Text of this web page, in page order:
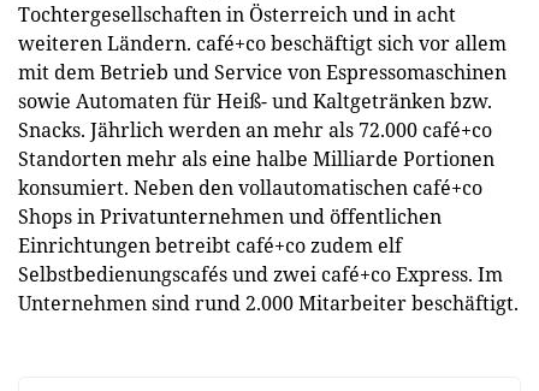
Tochtergesellschaften in Österreich und in acht
weiteren Ländern. café+co beschäftigt sich vor allem
mit dem Betrieb und Service von Espressomaschinen
sowie Automaten für Heiß- und Kaltgetränken bzw.
Snacks. Jährlich werden an mehr als 72.000 café+co
Standorten mehr als eine halbe Milliarde Portionen
konsumiert. Neben den vollautomatischen café+co
Shops in Privatunternehmen und öffentlichen
Einrichtungen betreibt café+co zudem elf
Selbstbedienungscafés und zwei café+co Express. Im
Unternehmen sind rund 2.000 Mitarbeiter beschäftigt.